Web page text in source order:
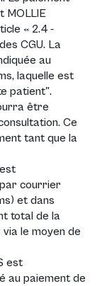
MOLLIE
« 2.4 -
CGU. La
au
laquelle est
patient".
être
Ce
tant que la
courrier
et dans
total de la
le moyen de
est
au paiement de